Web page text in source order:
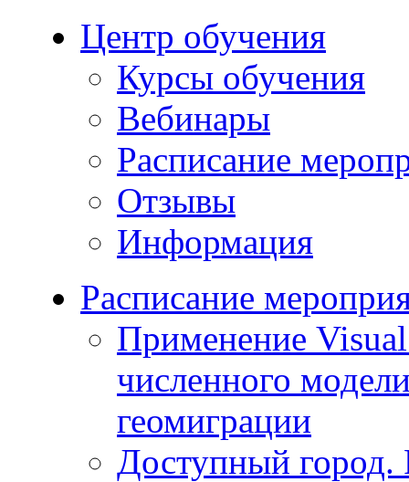
Центр обучения
Курсы обучения
Вебинары
Расписание
Отзывы
Информация
Расписание
Применение
численного
геомиграции
Доступный